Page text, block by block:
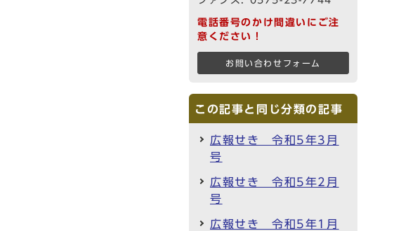
電話番号のかけ間違いにご注
意ください！
お問い合わせフォーム
この記事と同じ分類の記事
広報せき 令和5年3月
号
広報せき 令和5年2月
号
広報せき 令和5年1月